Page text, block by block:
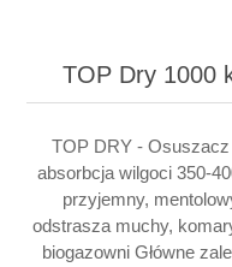
TOP Dry 1000
TOP DRY - Osuszacz
absorbcja wilgoci 350-
przyjemny,
odstrasza muchy,
biogazowni Główne